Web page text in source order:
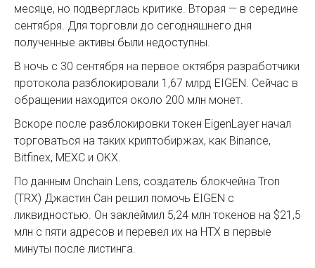
месяце, но подверглась критике. Вторая — в середине
сентября. Для торговли до сегодняшнего дня
полученные активы были недоступны.
В ночь с 30 сентября на первое октября разработчики
протокола разблокировали 1,67 млрд EIGEN. Сейчас в
обращении находится около 200 млн монет.
Вскоре после разблокировки токен EigenLayer начал
торговаться на таких криптобиржах, как Binance,
Bitfinex, MEXC и OKX.
По данным Onchain Lens, создатель блокчейна Tron
(TRX) Джастин Сан решил помочь EIGEN с
ликвидностью. Он заклеймил 5,24 млн токенов на $21,5
млн с пяти адресов и перевел их на HTX в первые
минуты после листинга.